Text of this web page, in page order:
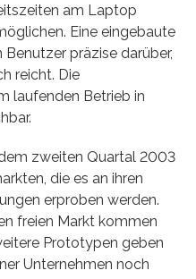
am Laptop
Eine eingebaute
präzise darüber,
reicht. Die
laufenden Betrieb in
zweiten Quartal 2003
die es an ihren
erproben werden.
freien Markt kommen
Prototypen geben
Unternehmen noch